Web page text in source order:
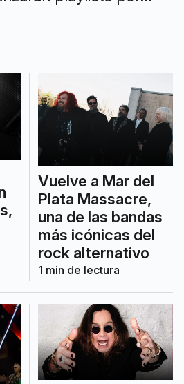
mientras
por una gira.
Vuelve a Mar del
Plata Massacre,
una de las bandas
más icónicas del
rock alternativo
1 min de lectura